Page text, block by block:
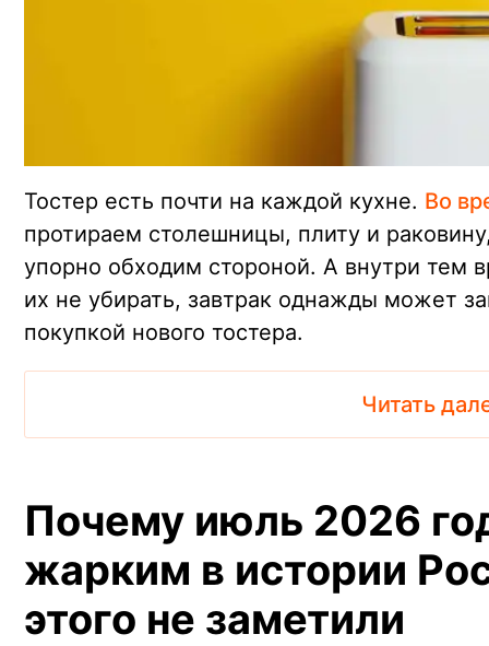
Тостер есть почти на каждой кухне. Во
протираем столешницы, плиту и
упорно обходим стороной. А внутри тем
их не убирать, завтрак однажды может
покупкой нового тостера.
Читать
Почему июль 2026
жарким в истории
этого не заметили